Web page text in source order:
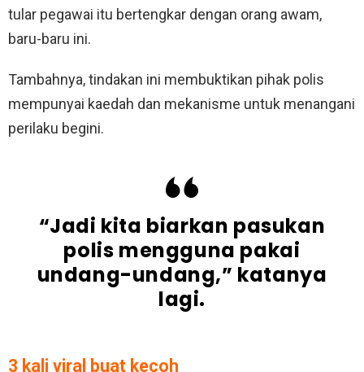
tular pegawai itu bertengkar dengan orang awam,
baru-baru ini.
Tambahnya, tindakan ini membuktikan pihak polis
mempunyai kaedah dan mekanisme untuk menangani
perilaku begini.
“Jadi kita biarkan pasukan
polis mengguna pakai
undang-undang,” katanya
lagi.
3 kali viral buat kecoh